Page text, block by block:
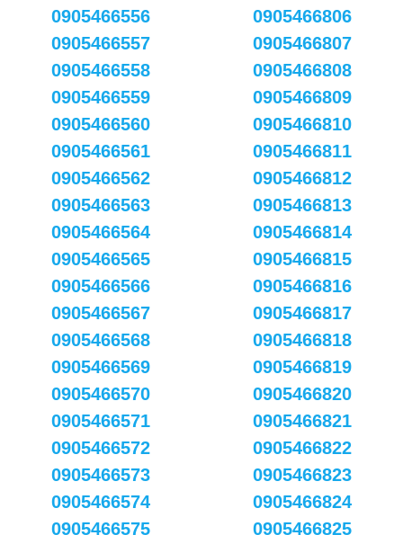
0905466556
0905466557
0905466558
0905466559
0905466560
0905466561
0905466562
0905466563
0905466564
0905466565
0905466566
0905466567
0905466568
0905466569
0905466570
0905466571
0905466572
0905466573
0905466574
0905466575
0905466806
0905466807
0905466808
0905466809
0905466810
0905466811
0905466812
0905466813
0905466814
0905466815
0905466816
0905466817
0905466818
0905466819
0905466820
0905466821
0905466822
0905466823
0905466824
0905466825